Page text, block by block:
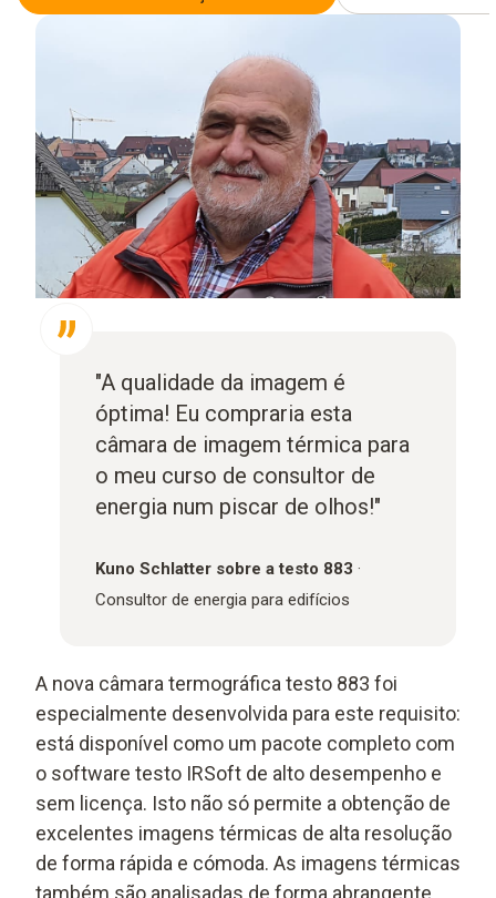
"A qualidade da imagem é
óptima! Eu compraria esta
câmara de imagem térmica para
o meu curso de consultor de
energia num piscar de olhos!"
Kuno Schlatter sobre a testo 883 ·
Consultor de energia para edifícios
A nova câmara termográfica testo 883 foi
especialmente desenvolvida para este requisito:
está disponível como um pacote completo com
o software testo IRSoft de alto desempenho e
sem licença. Isto não só permite a obtenção de
excelentes imagens térmicas de alta resolução
de forma rápida e cómoda. As imagens térmicas
também são analisadas de forma abrangente